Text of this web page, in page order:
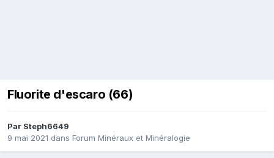
Fluorite d'escaro (66)
Par Steph6649
9 mai 2021 dans Forum Minéraux et Minéralogie